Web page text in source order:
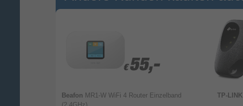
€ 55,-
€ 55,-
Beafon MR1-W WiFi 4 Router Einzelband
TP-LINK